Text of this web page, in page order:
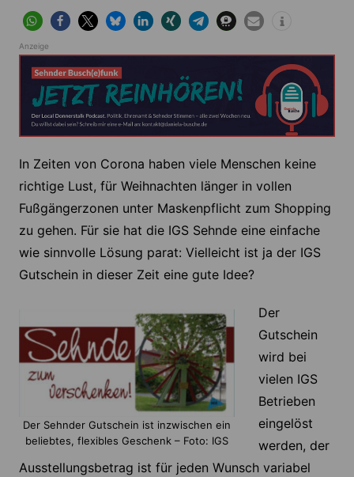
Anzeige
In Zeiten von Corona haben viele Menschen keine
richtige Lust, für Weihnachten länger in vollen
Fußgängerzonen unter Maskenpflicht zum Shopping
zu gehen. Für sie hat die IGS Sehnde eine einfache
wie sinnvolle Lösung parat: Vielleicht ist ja der IGS
Gutschein in dieser Zeit eine gute Idee?
Der Sehnder Gutschein ist inzwischen ein
beliebtes, flexibles Geschenk – Foto: IGS
Der
Gutschein
wird bei
vielen IGS
Betrieben
eingelöst
werden, der
Ausstellungsbetrag ist für jeden Wunsch variabel